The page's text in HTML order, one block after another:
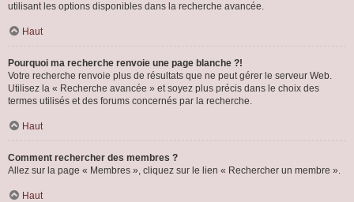
utilisant les options disponibles dans la recherche avancée.
Haut
Pourquoi ma recherche renvoie une page blanche ?!
Votre recherche renvoie plus de résultats que ne peut gérer le serveur Web.
Utilisez la « Recherche avancée » et soyez plus précis dans le choix des
termes utilisés et des forums concernés par la recherche.
Haut
Comment rechercher des membres ?
Allez sur la page « Membres », cliquez sur le lien « Rechercher un membre ».
Haut